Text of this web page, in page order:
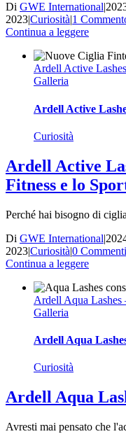
Di GWE International|
2023|Curiosità|1
Continua a leggere
Ardell Active
Galleria
Ardell Active
Curiosità
Ardell Active
Fitness e lo
Perché hai bisogno di
Di GWE International|
2023|Curiosità|0 Commenti
Continua a leggere
Ardell Aqua Lashes
Galleria
Ardell Aqua
Curiosità
Ardell Aqua
Avresti mai pensato che